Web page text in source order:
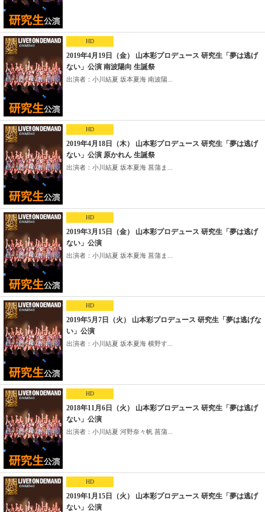
HD
2019年4月19日（金） 山本彩プロデュース 研究生「夢は逃げ
ない」公演 南波陽向 生誕祭
出演者：小川結夏 坂本夏海 南波陽...
HD
2019年4月18日（木） 山本彩プロデュース 研究生「夢は逃げ
ない」公演 原かれん 生誕祭
出演者：小川結夏 坂本夏海 菖蒲ま...
HD
2019年3月15日（金） 山本彩プロデュース 研究生「夢は逃げ
ない」公演
出演者：小川結夏 坂本夏海 菖蒲ま...
HD
2019年5月7日（火） 山本彩プロデュース 研究生「夢は逃げな
い」公演
出演者：小川結夏 坂本夏海 横野す...
HD
2018年11月6日（火） 山本彩プロデュース 研究生「夢は逃げ
ない」公演
出演者：小川結夏 河野奈々帆 菖蒲...
HD
2019年1月15日（火） 山本彩プロデュース 研究生「夢は逃げ
ない」公演